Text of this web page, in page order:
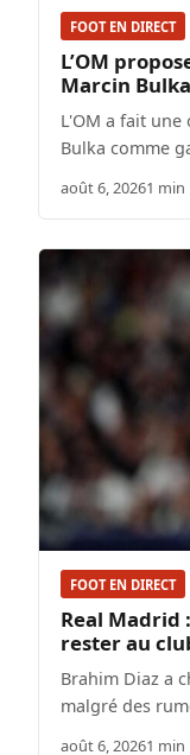
FOOT EN DIRECT
L’OM
Marcin Bulka
L'OM a fait
Bulka comme
août 6, 20261 min
FOOT EN DIRECT
Real Madrid
rester au
Brahim Diaz a
malgré des
août 6, 20261 min